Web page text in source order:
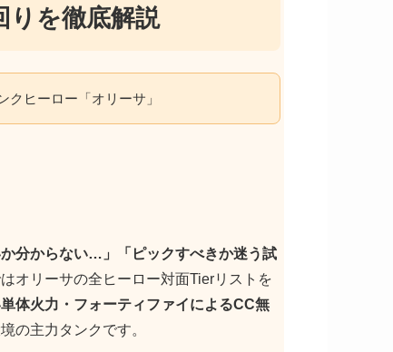
りを徹底解説
ヒーロー「オリーサ」
分からない…」「ピックすべきか迷う試
オリーサの全ヒーロー対面Tierリストを
体火力・フォーティファイによるCC無
の主力タンクです。